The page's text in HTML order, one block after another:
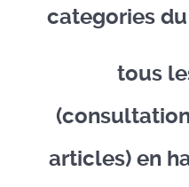
categories
tous
articles) en